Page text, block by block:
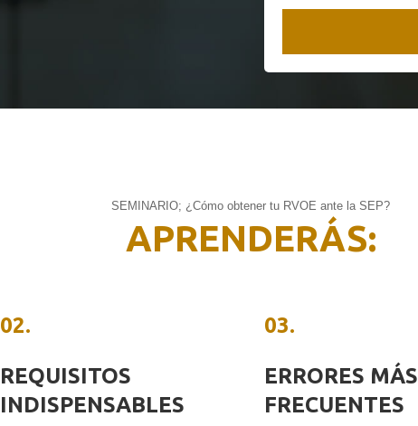
SEMINARIO; ¿Cómo obtener tu RVOE ante la SEP?
APRENDERÁS:
02.
REQUISITOS
INDISPENSABLES
03.
ERRORES MÁS
FRECUENTES